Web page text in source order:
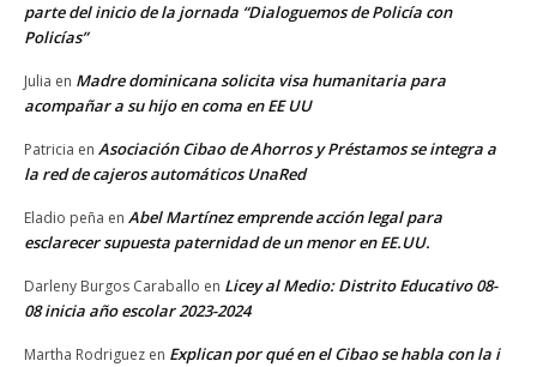
parte del inicio de la jornada “Dialoguemos de Policía con
Policías”
Julia en Madre dominicana solicita visa humanitaria para
acompañar a su hijo en coma en EE UU
Patricia en Asociación Cibao de Ahorros y Préstamos se integra a
la red de cajeros automáticos UnaRed
Eladio peña en Abel Martínez emprende acción legal para
esclarecer supuesta paternidad de un menor en EE.UU.
Darleny Burgos Caraballo en Licey al Medio: Distrito Educativo 08-
08 inicia año escolar 2023-2024
Martha Rodriguez en Explican por qué en el Cibao se habla con la i